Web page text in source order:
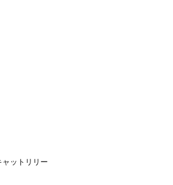
ャットリリー